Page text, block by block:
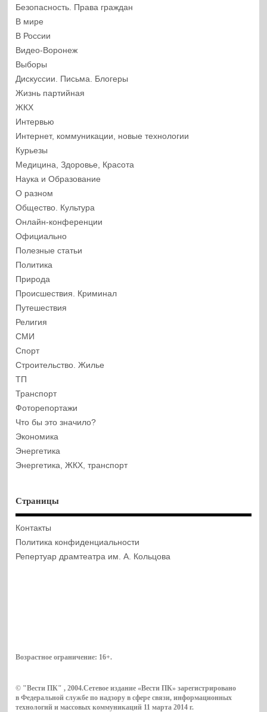
Безопасность. Права граждан
В мире
В России
Видео-Воронеж
Выборы
Дискуссии. Письма. Блогеры
Жизнь партийная
ЖКХ
Интервью
Интернет, коммуникации, новые технологии
Курьезы
Медицина, Здоровье, Красота
Наука и Образование
О разном
Общество. Культура
Онлайн-конференции
Официально
Полезные статьи
Политика
Природа
Происшествия. Криминал
Путешествия
Религия
СМИ
Спорт
Строительство. Жилье
ТП
Транспорт
Фоторепортажи
Что бы это значило?
Экономика
Энергетика
Энергетика, ЖКХ, транспорт
Страницы
Контакты
Политика конфиденциальности
Репертуар драмтеатра им. А. Кольцова
Возрастное ограничение: 16+.
© "Вести ПК" , 2004.Сетевое издание «Вести ПК» зарегистрировано
в Федеральной службе по надзору в сфере связи, информационных
технологий и массовых коммуникаций 11 марта 2014 г.